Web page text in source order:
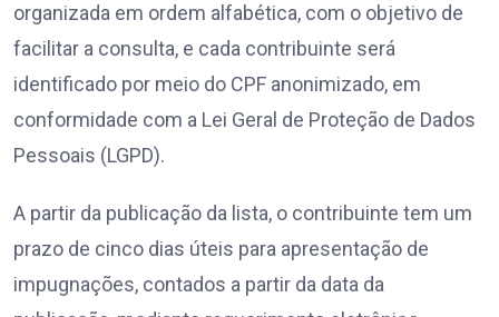
organizada em ordem alfabética, com o objetivo de
facilitar a consulta, e cada contribuinte será
identificado por meio do CPF anonimizado, em
conformidade com a Lei Geral de Proteção de Dados
Pessoais (LGPD).
A partir da publicação da lista, o contribuinte tem um
prazo de cinco dias úteis para apresentação de
impugnações, contados a partir da data da